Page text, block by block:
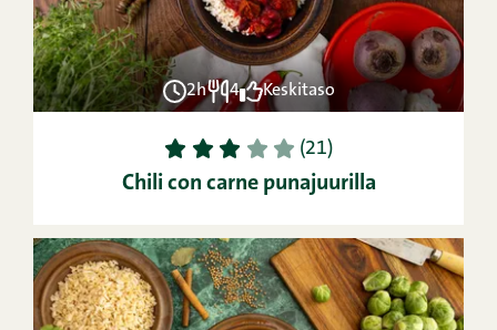
2h 4 Keskitaso
1 2 3 4 5 (21)
Chili con carne punajuurilla